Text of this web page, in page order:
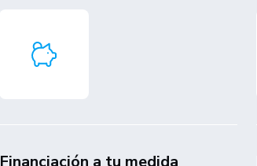
Financiación a tu medida